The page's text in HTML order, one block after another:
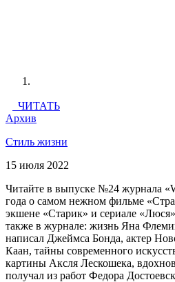
ЧИТАТЬ
Архив
Стиль жизни
15 июля 2022
Читайте в выпуске №24 журнала
года о самом нежном фильме
экшене «Старик» и сериале
также в журнале: жизнь Яна
написал Джеймса Бонда, актер
Каан, тайны современного
картины Аксля Лескошека,
получал из работ Федора